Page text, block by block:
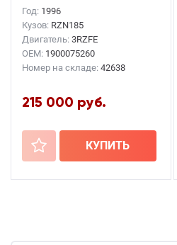
SURF1996г.
Год: 1996
Кузов: RZN185
Двигатель: 3RZFE
OEM: 1900075260
Номер на складе: 42638
215 000 руб.
+ КУПИТЬ